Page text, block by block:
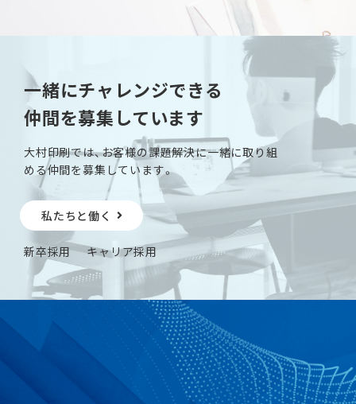
一緒にチャレンジできる
仲間を募集しています
大村印刷では、お客様の課題解決に一緒に取り組
める仲間を募集しています。
私たちと働く
新卒採用 キャリア採用